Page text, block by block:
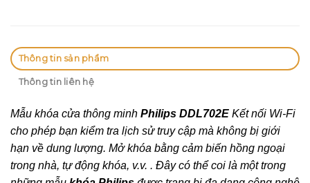
Thông tin sản phẩm
Thông tin liên hệ
Mẫu khóa cửa thông minh Philips DDL702E Kết nối Wi-Fi
cho phép bạn kiểm tra lịch sử truy cập mà không bị giới
hạn về dung lượng. Mở khóa bằng cảm biến hồng ngoại
trong nhà, tự động khóa, v.v. . Đây có thể coi là một trong